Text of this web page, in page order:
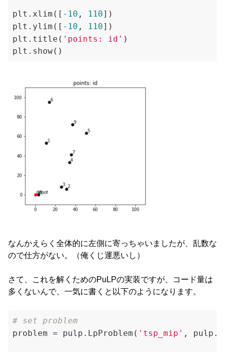
plt.xlim([ -10 , 110])
plt.ylim([ -10 , 110])
plt.title( 'points: id' )
なんかえらく全体的に左側に寄っちゃいましたが、乱数な
ので仕方がない。（俺くじ運悪いし）
さて、これを解くためのPuLPの実装ですが、コード量は
多くないんで、一気に書くと以下のようになります。
# set problem
problem = pulp.LpProblem( 'tsp_mip' ,